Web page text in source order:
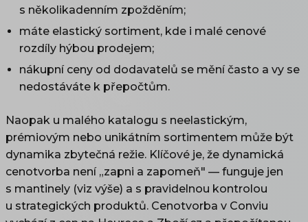
s několikadenním zpožděním;
máte elastický sortiment, kde i malé cenové
rozdíly hýbou prodejem;
nákupní ceny od dodavatelů se mění často a vy se
nedostáváte k přepočtům.
Naopak u malého katalogu s neelastickým,
prémiovým nebo unikátním sortimentem může být
dynamika zbytečná režie. Klíčové je, že dynamická
cenotvorba není „zapni a zapomeň" — funguje jen
s mantinely (viz výše) a s pravidelnou kontrolou
u strategických produktů. Cenotvorba v Conviu